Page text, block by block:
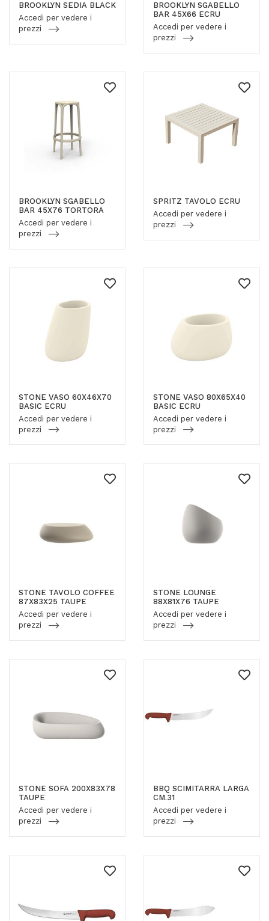
BROOKLYN SEDIA BLACK
Accedi per vedere i
prezzi
BROOKLYN SGABELLO
BAR 45X66 ECRU
Accedi per vedere i
prezzi
BROOKLYN SGABELLO
BAR 45X76 TORTORA
Accedi per vedere i
prezzi
SPRITZ TAVOLO ECRU
Accedi per vedere i
prezzi
STONE VASO 60X46X70
BASIC ECRU
Accedi per vedere i
prezzi
STONE VASO 80X65X40
BASIC ECRU
Accedi per vedere i
prezzi
STONE TAVOLO COFFEE
87X83X25 TAUPE
Accedi per vedere i
prezzi
STONE LOUNGE
88X81X76 TAUPE
Accedi per vedere i
prezzi
STONE SOFA 200X83X78
TAUPE
Accedi per vedere i
prezzi
BBQ SCIMITARRA LARGA
CM.31
Accedi per vedere i
prezzi